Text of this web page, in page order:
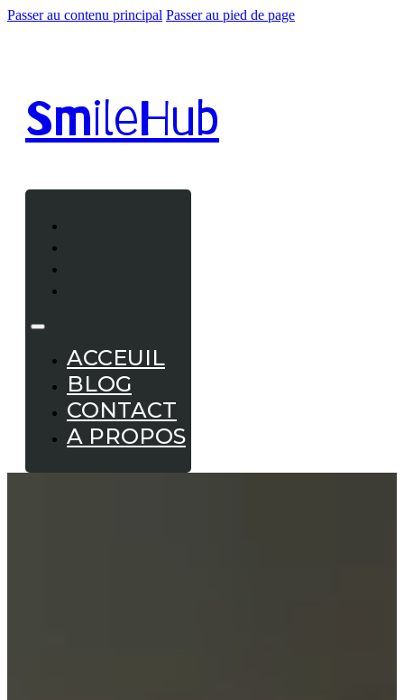
Passer au contenu principal Passer au pied de page
SmileHub
ACCEUIL
BLOG
CONTACT
A PROPOS